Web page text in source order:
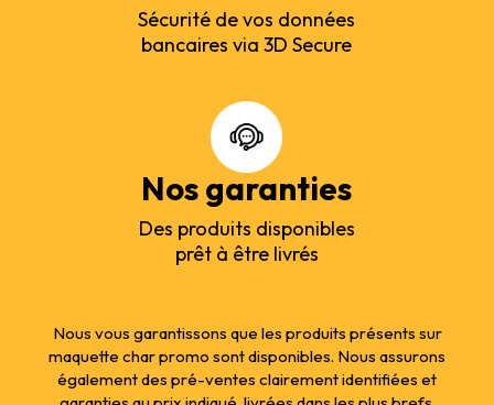
Sécurité de vos données
bancaires via 3D Secure
Nos garanties
Des produits disponibles
prêt à être livrés
Nous vous garantissons que les produits présents sur
maquette char promo sont disponibles. Nous assurons
également des pré-ventes clairement identifiées et